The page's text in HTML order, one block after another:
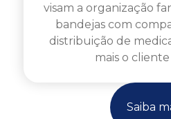
visam a organização
bandejas com
distribuição de
mais o
Saiba